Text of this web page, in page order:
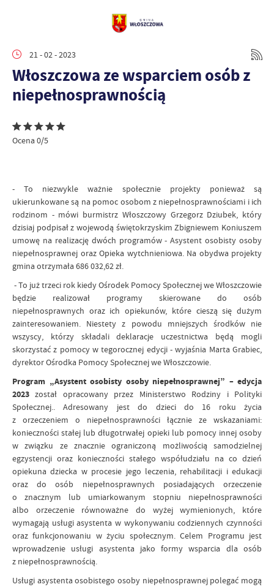
21 - 02 - 2023
Włoszczowa ze wsparciem osób z
niepełnosprawnością
Ocena 0/5
- To niezwykle ważnie społecznie projekty ponieważ są
ukierunkowane są na pomoc osobom z niepełnosprawnościami i ich
rodzinom - mówi burmistrz Włoszczowy Grzegorz Dziubek, który
dzisiaj podpisał z wojewodą świętokrzyskim Zbigniewem Koniuszem
umowę na realizację dwóch programów - Asystent osobisty osoby
niepełnosprawnej oraz Opieka wytchnieniowa. Na obydwa projekty
gmina otrzymała 686 032,62 zł.
- To już trzeci rok kiedy Ośrodek Pomocy Społecznej we Włoszczowie
będzie realizował programy skierowane do osób
niepełnosprawnych oraz ich opiekunów, które cieszą się dużym
zainteresowaniem. Niestety z powodu mniejszych środków nie
wszyscy, którzy składali deklaracje uczestnictwa będą mogli
skorzystać z pomocy w tegorocznej edycji - wyjaśnia Marta Grabiec,
dyrektor Ośrodka Pomocy Społecznej we Włoszczowie.
Program „Asystent osobisty osoby niepełnosprawnej” – edycja
2023 został opracowany przez Ministerstwo Rodziny i Polityki
Społecznej.. Adresowany jest do dzieci do 16 roku życia
z orzeczeniem o niepełnosprawności łącznie ze wskazaniami:
konieczności stałej lub długotrwałej opieki lub pomocy innej osoby
w związku ze znacznie ograniczoną możliwością samodzielnej
egzystencji oraz konieczności stałego współudziału na co dzień
opiekuna dziecka w procesie jego leczenia, rehabilitacji i edukacji
oraz do osób niepełnosprawnych posiadających orzeczenie
o znacznym lub umiarkowanym stopniu niepełnosprawności
albo orzeczenie równoważne do wyżej wymienionych, które
wymagają usługi asystenta w wykonywaniu codziennych czynności
oraz funkcjonowaniu w życiu społecznym. Celem Programu jest
wprowadzenie usługi asystenta jako formy wsparcia dla osób
z niepełnosprawnością.
Usługi asystenta osobistego osoby niepełnosprawnej polegać mogą